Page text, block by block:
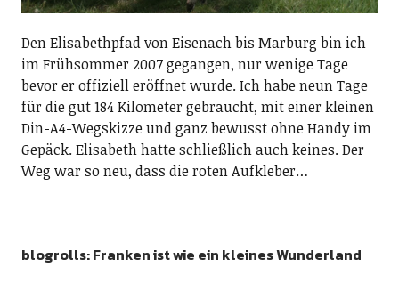
Den Elisabethpfad von Eisenach bis Marburg bin ich
im Frühsommer 2007 gegangen, nur wenige Tage
bevor er offiziell eröffnet wurde. Ich habe neun Tage
für die gut 184 Kilometer gebraucht, mit einer kleinen
Din-A4-Wegskizze und ganz bewusst ohne Handy im
Gepäck. Elisabeth hatte schließlich auch keines. Der
Weg war so neu, dass die roten Aufkleber…
blogrolls: Franken ist wie ein kleines Wunderland